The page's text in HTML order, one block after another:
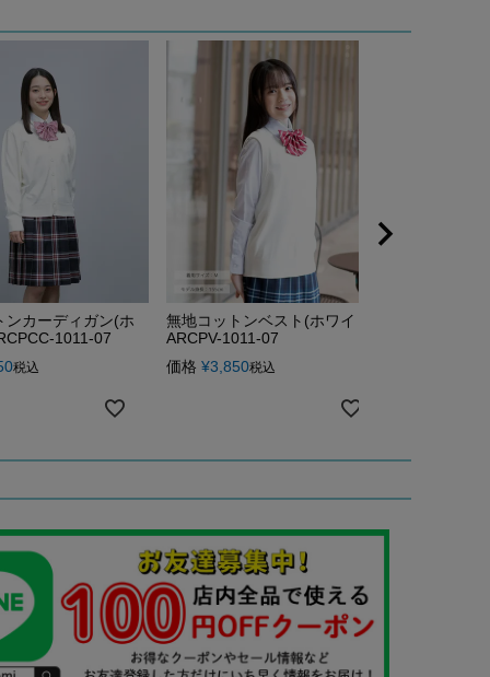
ンカーディガン(ホ
1011-07
税込
無地コットンベスト(ホワイト)
ARCPV-1011-07
価格 ¥3,850税込